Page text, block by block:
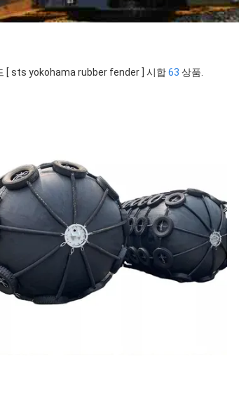
[ sts yokohama rubber fender ] 시합63 상품.